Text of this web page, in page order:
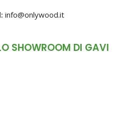
info@onlywood.it
SHOWROOM DI GAVI